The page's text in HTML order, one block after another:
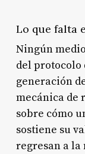
Lo que falta
Ningún
del
generación
mecánica de
sobre cómo
sostiene su
regresan a la